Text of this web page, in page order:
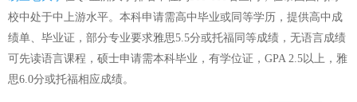
校中处于中上游水平。本科申请需高中毕业或同等学历，提供高中成
绩单、毕业证，部分专业要求雅思5.5分或托福同等成绩，无语言成绩
可先读语言课程，硕士申请需本科毕业，有学位证，GPA 2.5以上，雅
思6.0分或托福相应成绩。